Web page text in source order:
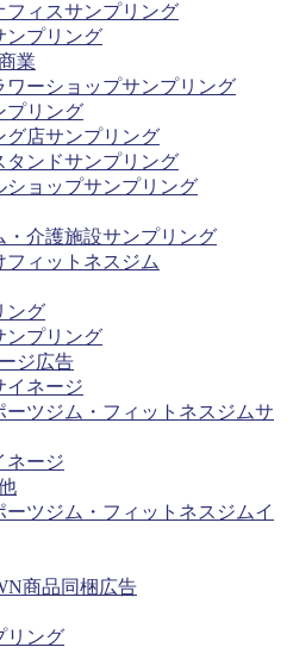
フィスサンプリング
ンプリング
業
ワーショップサンプリング
プリング
グ店サンプリング
タンドサンプリング
ショップサンプリング
・介護施設サンプリング
フィットネスジム
ング
ンプリング
ジ広告
イネージ
ーツジム・フィットネスジムサ
ネージ
ーツジム・フィットネスジムイ
商品同梱広告
リング